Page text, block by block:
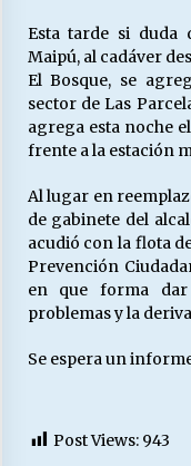
16/
30/
Esta tarde si duda
Maipú, al cadáver
El Bosque, se
sector de Las
agrega esta noche
frente a la estación
Al lugar en
de gabinete del
acudió con la flota
Prevención
en que forma
problemas y la
Se espera un
Post Views: 943